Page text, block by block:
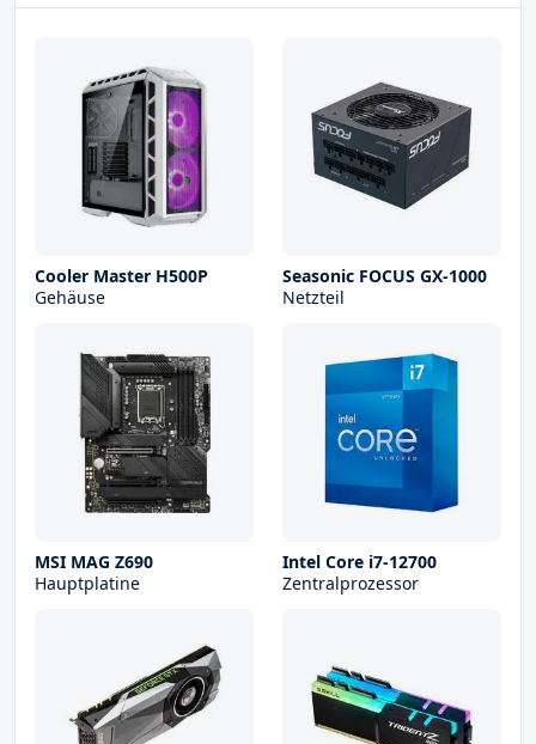
Cooler Master H500P
Gehäuse
Seasonic FOCUS GX-1000
Netzteil
MSI MAG Z690
Hauptplatine
Intel Core i7-12700
Zentralprozessor